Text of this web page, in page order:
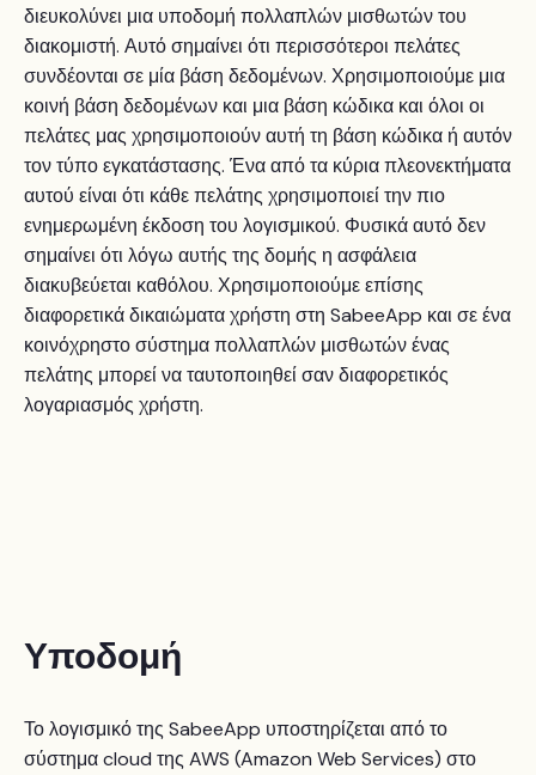
διευκολύνει μια υποδομή πολλαπλών μισθωτών του
διακομιστή. Αυτό σημαίνει ότι περισσότεροι πελάτες
συνδέονται σε μία βάση δεδομένων. Χρησιμοποιούμε μια
κοινή βάση δεδομένων και μια βάση κώδικα και όλοι οι
πελάτες μας χρησιμοποιούν αυτή τη βάση κώδικα ή αυτόν
τον τύπο εγκατάστασης. Ένα από τα κύρια πλεονεκτήματα
αυτού είναι ότι κάθε πελάτης χρησιμοποιεί την πιο
ενημερωμένη έκδοση του λογισμικού. Φυσικά αυτό δεν
σημαίνει ότι λόγω αυτής της δομής η ασφάλεια
διακυβεύεται καθόλου. Χρησιμοποιούμε επίσης
διαφορετικά δικαιώματα χρήστη στη SabeeApp και σε ένα
κοινόχρηστο σύστημα πολλαπλών μισθωτών ένας
πελάτης μπορεί να ταυτοποιηθεί σαν διαφορετικός
λογαριασμός χρήστη.
Υποδομή
Το λογισμικό της SabeeApp υποστηρίζεται από το
σύστημα cloud της AWS (Amazon Web Services) στο